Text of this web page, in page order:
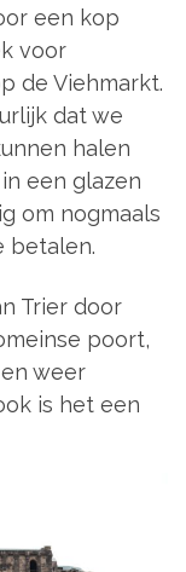
een kop
voor
de Viehmarkt.
dat we
halen
een glazen
om nogmaals
betalen.
Trier door
poort,
weer
is het een